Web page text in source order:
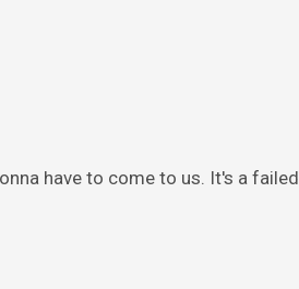
have to come to us. It's a failed